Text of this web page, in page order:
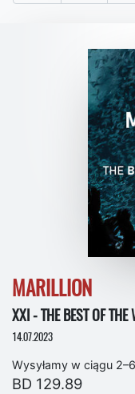
MARILLION
XXI - THE BEST OF THE
14.07.2023
Wysyłamy w ciągu
BD 129.89